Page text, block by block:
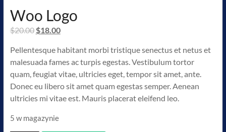
Woo Logo
$20.00 Pierwotna
wynosiła:
$20.00.
$18.00Aktualna
wynosi:
$18.00.
Pellentesque habitant morbi tristique senectus et netus et
malesuada fames ac turpis egestas. Vestibulum tortor
quam, feugiat vitae, ultricies eget, tempor sit amet, ante.
Donec eu libero sit amet quam egestas semper. Aenean
ultricies mi vitae est. Mauris placerat eleifend leo.
5 w magazynie